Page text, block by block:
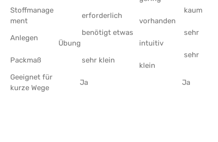
Stoffmanage
ment
erforderlich
kaum
vorhanden
Anlegen
benötigt etwas
Übung
sehr
intuitiv
Packmaß
sehr klein
sehr
klein
Geeignet für
kurze Wege
Ja Ja